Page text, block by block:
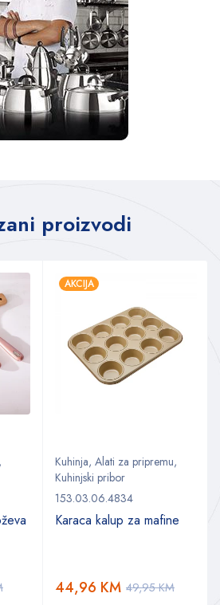
proizvodi
,
AKCIJA
Kuhinja, Alati za pripremu,
Kuhinjski pribor
153.03.06.4834
Karaca kalup za mafine
49,95KM
44,96 KM